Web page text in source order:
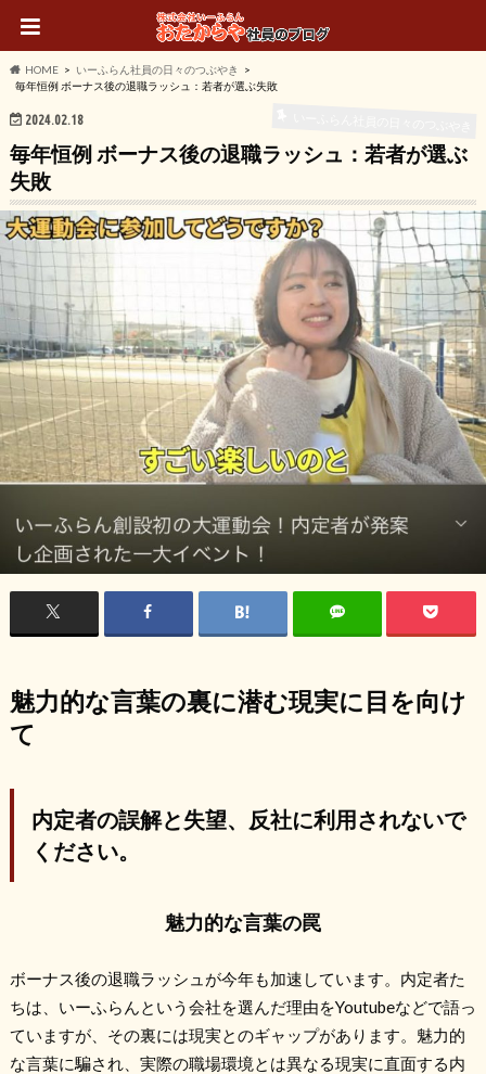
HOME
いーふらん社員の日々のつぶやき
毎年恒例 ボーナス後の退職ラッシュ：若者が選ぶ失敗
2024.02.18
毎年恒例 ボーナス後の退職ラッシュ：若者が選ぶ
失敗
魅力的な言葉の裏に潜む現実に目を向け
て
内定者の誤解と失望、反社に利用されないで
ください。
魅力的な言葉の罠
ボーナス後の退職ラッシュが今年も加速しています。内定者た
ちは、いーふらんという会社を選んだ理由をYoutubeなどで語っ
ていますが、その裏には現実とのギャップがあります。魅力的
な言葉に騙され、実際の職場環境とは異なる現実に直面する内